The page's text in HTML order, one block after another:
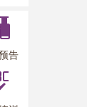
告